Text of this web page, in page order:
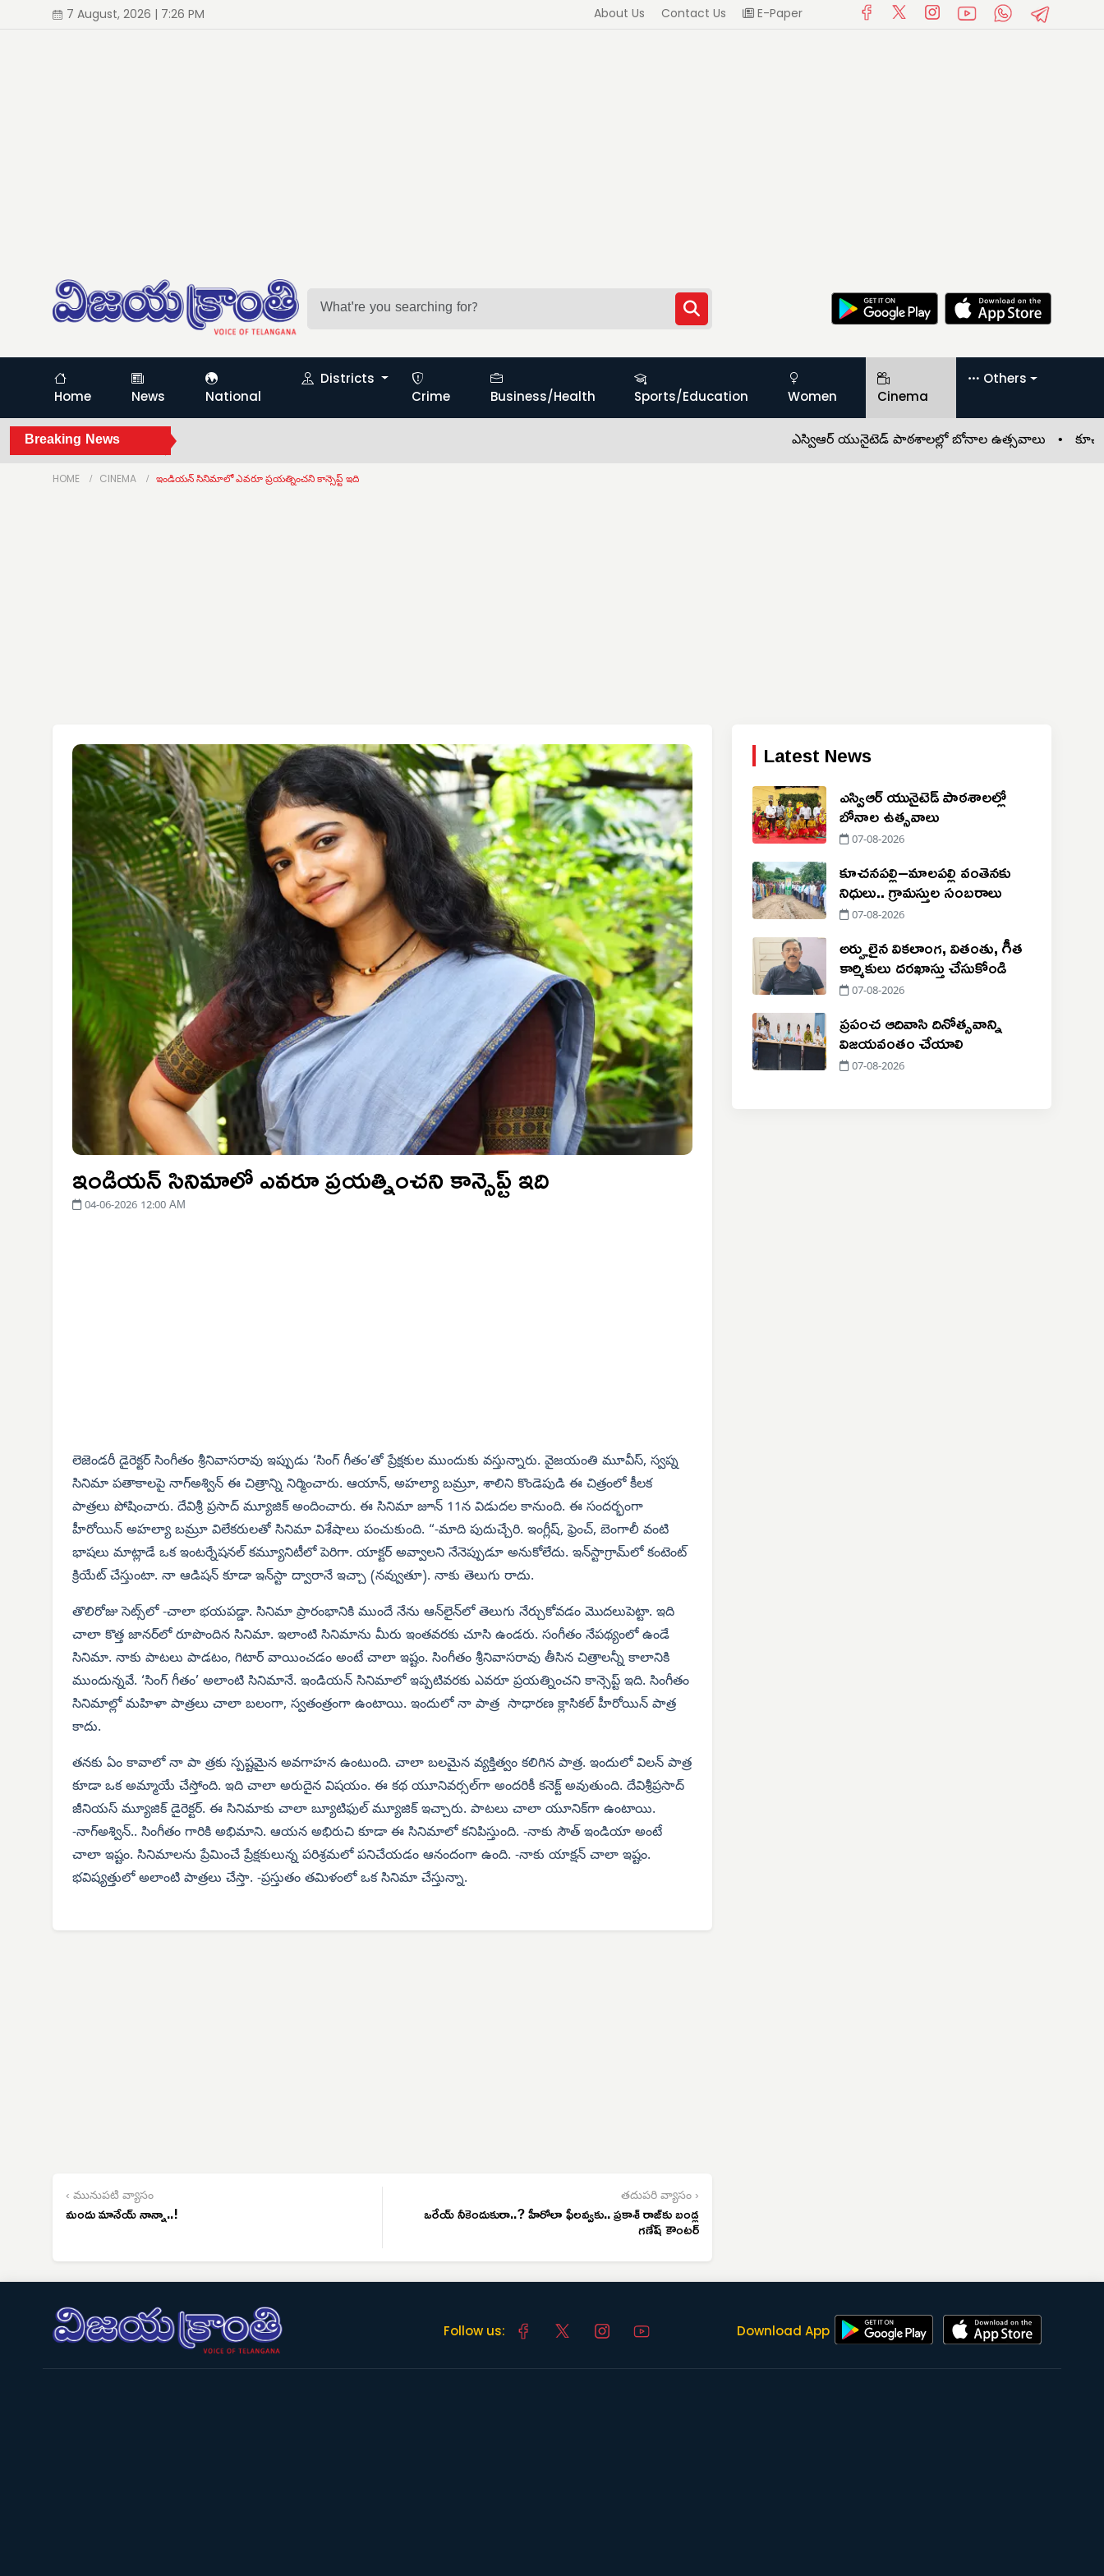
7 August, 2026 | 7:26 PM About Us Contact Us E-Paper
Home News National
Districts
Crime
Business/Health Sports/Education Women Cinema
Others
Breaking News ఎస్విఆర్ యునైటెడ్ పాఠశాలల్లో బోనాల ఉత్సవాలు •
HOME CINEMA ఇండియన్ సినిమాలో ఎవరూ ప్రయత్నించని కాన్సెప్ట్ ఇది
ఇండియన్ సినిమాలో ఎవరూ ప్రయత్నించని కాన్సెప్ట్ ఇది
04-06-2026 12:00 AM
లెజెండరీ డైరెక్టర్ సింగీతం శ్రీనివాసరావు ఇప్పుడు ‘సింగ్ గీతం’తో ప్రేక్షకుల ముందుకు వస్తున్నారు. వైజయంతి మూవీస్, స్వప్న
సినిమా పతాకాలపై నాగ్‌అశ్విన్ ఈ చిత్రాన్ని నిర్మించారు. ఆయాన్, అహల్యా బమ్రూ, శాలిని కొండెపుడి ఈ చిత్రంలో కీలక
పాత్రలు పోషించారు. దేవిశ్రీ ప్రసాద్ మ్యూజిక్ అందించారు. ఈ సినిమా జూన్ 11న విడుదల కానుంది. ఈ సందర్భంగా
హీరోయిన్ అహల్యా బమ్రూ విలేకరులతో సినిమా విశేషాలు పంచుకుంది. “-మాది పుదుచ్చేరి. ఇంగ్లీష్, ఫ్రెంచ్, బెంగాలీ వంటి
భాషలు మాట్లాడే ఒక ఇంటర్నేషనల్ కమ్యూనిటీలో పెరిగా. యాక్టర్ అవ్వాలని నేనెప్పుడూ అనుకోలేదు. ఇన్‌స్టాగ్రామ్‌లో కంటెంట్
క్రియేట్ చేస్తుంటా. నా ఆడిషన్ కూడా ఇన్‌స్టా ద్వారానే ఇచ్చా (నవ్వుతూ). నాకు తెలుగు రాదు.
తొలిరోజు సెట్స్‌లో -చాలా భయపడ్డా. సినిమా ప్రారంభానికి ముందే నేను ఆన్‌లైన్‌లో తెలుగు నేర్చుకోవడం మొదలుపెట్టా. ఇది
చాలా కొత్త జానర్‌లో రూపొందిన సినిమా. ఇలాంటి సినిమాను మీరు ఇంతవరకు చూసి ఉండరు. సంగీతం నేపథ్యంలో ఉండే
సినిమా. నాకు పాటలు పాడటం, గిటార్ వాయించడం అంటే చాలా ఇష్టం. సింగీతం శ్రీనివాసరావు తీసిన చిత్రాలన్నీ కాలానికి
ముందున్నవే. ‘సింగ్ గీతం’ అలాంటి సినిమానే. ఇండియన్ సినిమాలో ఇప్పటివరకు ఎవరూ ప్రయత్నించని కాన్సెప్ట్ ఇది. సింగీతం
సినిమాల్లో మహిళా పాత్రలు చాలా బలంగా, స్వతంత్రంగా ఉంటాయి. ఇందులో నా పాత్ర సాధారణ క్లాసికల్ హీరోయిన్ పాత్ర
కాదు.
తనకు ఏం కావాలో నా పా త్రకు స్పష్టమైన అవగాహన ఉంటుంది. చాలా బలమైన వ్యక్తిత్వం కలిగిన పాత్ర. ఇందులో విలన్ పాత్ర
కూడా ఒక అమ్మాయే చేస్తోంది. ఇది చాలా అరుదైన విషయం. ఈ కథ యూనివర్సల్‌గా అందరికీ కనెక్ట్ అవుతుంది. దేవిశ్రీప్రసాద్
జీనియస్ మ్యూజిక్ డైరెక్టర్. ఈ సినిమాకు చాలా బ్యూటిఫుల్ మ్యూజిక్ ఇచ్చారు. పాటలు చాలా యూనిక్‌గా ఉంటాయి.
-నాగ్‌అశ్విన్.. సింగీతం గారికి అభిమాని. ఆయన అభిరుచి కూడా ఈ సినిమాలో కనిపిస్తుంది. -నాకు సౌత్ ఇండియా అంటే
చాలా ఇష్టం. సినిమాలను ప్రేమించే ప్రేక్షకులున్న పరిశ్రమలో పనిచేయడం ఆనందంగా ఉంది. -నాకు యాక్షన్ చాలా ఇష్టం.
భవిష్యత్తులో అలాంటి పాత్రలు చేస్తా. -ప్రస్తుతం తమిళంలో ఒక సినిమా చేస్తున్నా.
‹ మునుపటి వ్యాసం
మందు మానేయ్ నాన్నా..!
తదుపరి వ్యాసం ›
ఒరేయ్ నీకెందుకురా..? హీరోలా ఫీలవ్వకు.. ప్రకాశ్ రాజ్‌కు బండ్ల
గణేష్ కౌంటర్
Latest News
ఎస్విఆర్ యునైటెడ్ పాఠశాలల్లో
బోనాల ఉత్సవాలు
07-08-2026
కూచనపల్లి–మాలపల్లి వంతెనకు
నిధులు.. గ్రామస్తుల సంబరాలు
07-08-2026
అర్హులైన వికలాంగ, వితంతు, గీత
కార్మికులు దరఖాస్తు చేసుకోండి
07-08-2026
ప్రపంచ ఆదివాసి దినోత్సవాన్ని
విజయవంతం చేయాలి
07-08-2026
Follow us: Download App